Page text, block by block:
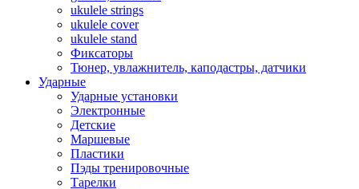
ukulele strings
ukulele cover
ukulele stand
Фиксаторы
Тюнер, увлажнитель, каподастры, датчики
Ударные
Ударные установки
Электронные
Детские
Маршевые
Пластики
Пэды тренировочные
Тарелки